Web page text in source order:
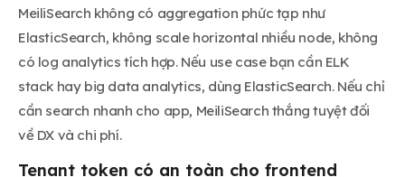
MeiliSearch không có aggregation phức tạp như
ElasticSearch, không scale horizontal nhiều node, không
có log analytics tích hợp. Nếu use case bạn cần ELK
stack hay big data analytics, dùng ElasticSearch. Nếu chỉ
cần search nhanh cho app, MeiliSearch thắng tuyệt đối
về DX và chi phí.
Tenant token có an toàn cho frontend